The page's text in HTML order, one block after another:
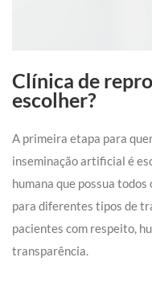
Clínica de
escolher?
A primeira etapa para
inseminação artificial é
humana que possua
para diferentes tipos de
pacientes com respeito,
transparência.